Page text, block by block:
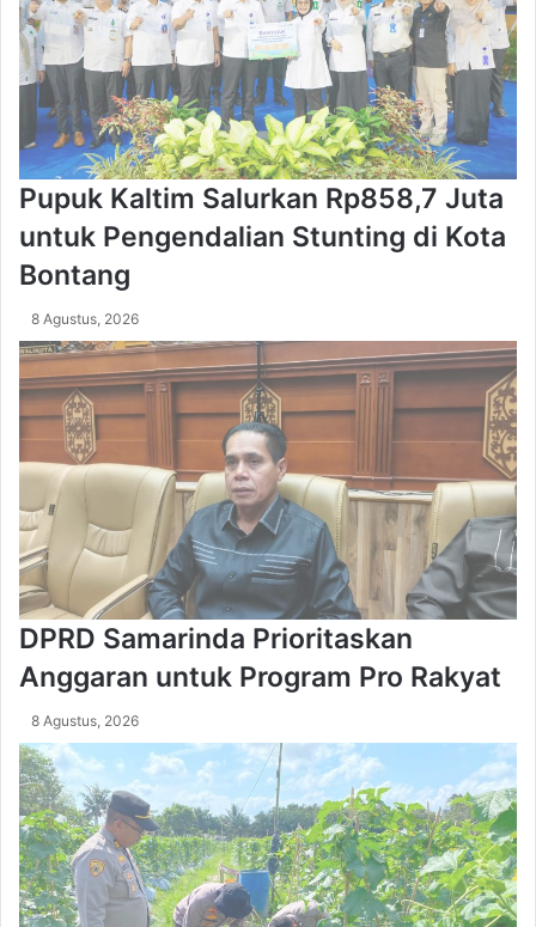
n
a
n
g
H
a
r
u
s
P
n
P
e
r
s
y
a
r
a
t
a
I
n
i
Pupuk Kaltim Salurkan Rp858,7 Juta
untuk Pengendalian Stunting di Kota
Bontang
8 Agustus, 2026
DPRD Samarinda Prioritaskan
Anggaran untuk Program Pro Rakyat
8 Agustus, 2026